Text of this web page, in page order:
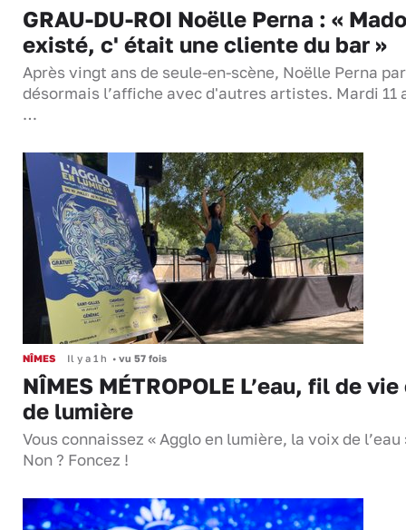
GRAU-DU-ROI Noëlle Perna : «
existé, c' était une cliente du bar »
Après vingt ans de seule-en-scène, Noëlle Perna
désormais l’affiche avec d'autres artistes. Mardi 11
…
NÎMES Il y a 1 h • vu 57 fois
NÎMES MÉTROPOLE L’eau, fil de
de lumière
Vous connaissez « Agglo en lumière, la voix de l’eau
Non ? Foncez !